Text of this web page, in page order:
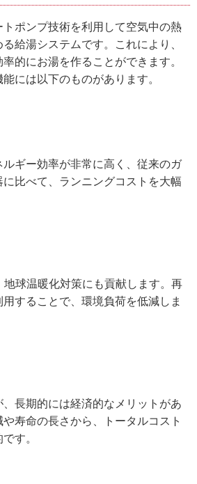
ポンプ技術を利用して空気中の熱
給湯システムです。これにより、
的にお湯を作ることができます。
には以下のものがあります。
ギー効率が非常に高く、従来のガ
比べて、ランニングコストを大幅
球温暖化対策にも貢献します。再
することで、環境負荷を低減しま
長期的には経済的なメリットがあ
寿命の長さから、トータルコスト
す。